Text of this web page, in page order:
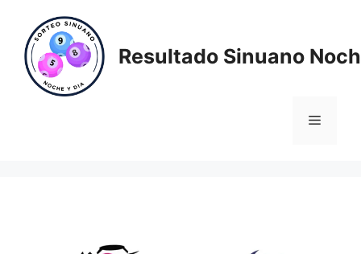
contenido
Resultado Sinuano
Menú